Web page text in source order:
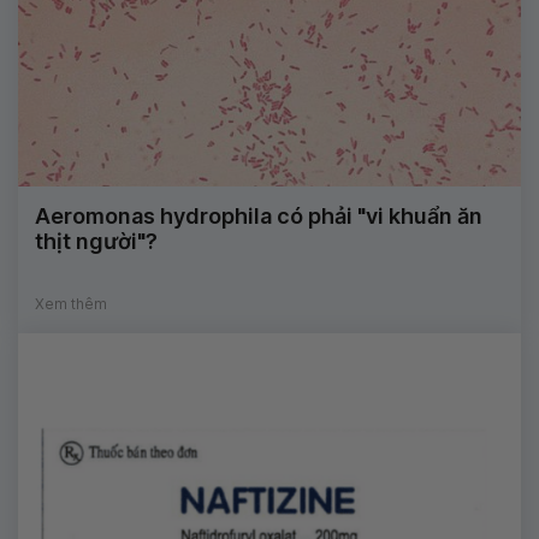
Aeromonas hydrophila có phải "vi khuẩn ăn
thịt người"?
Xem thêm